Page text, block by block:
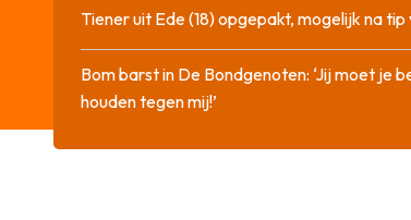
Tiener uit Ede (18) opgepakt, mogelijk na tip
Bom barst in De Bondgenoten: ‘Jij moet je
houden tegen mij!’